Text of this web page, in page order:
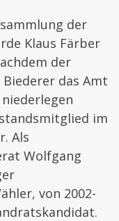
der
Klaus Färber
der
das Amt
im
Als
Wolfgang
von 2002-